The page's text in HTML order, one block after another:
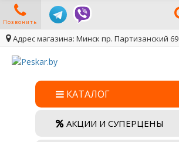
Позвонить
Адрес магазина: Минск пр. Партизанский 69
КАТАЛОГ
АКЦИИ И СУПЕРЦЕНЫ